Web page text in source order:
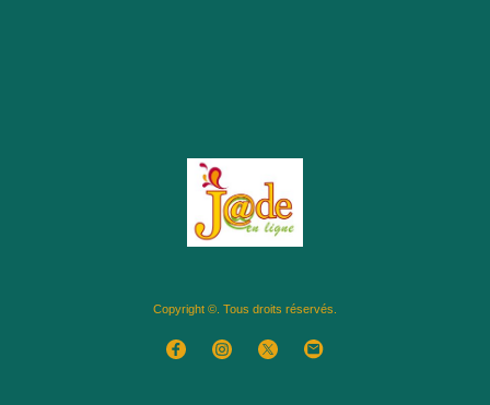
Copyright ©. Tous droits réservés.